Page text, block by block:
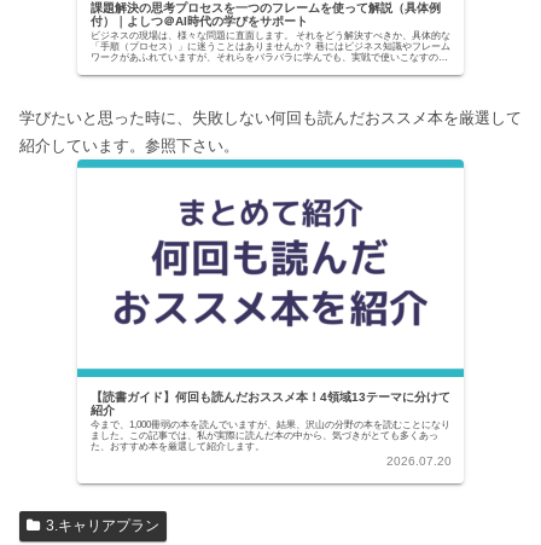
課題解決の思考プロセスを一つのフレームを使って解説（具体例
付）｜よしつ＠AI時代の学びをサポート
ビジネスの現場は、様々な問題に直面します。 それをどう解決すべきか、具体的な
「手順（プロセス）」に迷うことはありませんか？ 巷にはビジネス知識やフレーム
ワークがあふれていますが、それらをバラバラに学んでも、実戦で使いこなすのは
学びたいと思った時に、失敗しない何回も読んだおススメ本を厳選して
紹介しています。参照下さい。
【読書ガイド】何回も読んだおススメ本！4領域13テーマに分けて
紹介
今まで、1,000冊弱の本を読んでいますが、結果、沢山の分野の本を読むことになり
ました。この記事では、私が実際に読んだ本の中から、気づきがとても多くあっ
た、おすすめ本を厳選して紹介します。
2026.07.20
3.キャリアプラン